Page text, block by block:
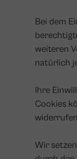
Bei dem
weiteren
natürlich
Ihre
Cookies
Wir